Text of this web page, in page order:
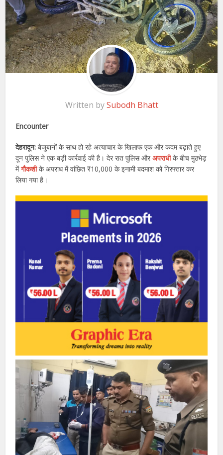
Written bySubodh Bhatt
Encounter
देहरादून: बेजुबानों के साथ हो रहे अत्याचार के खिलाफ एक और कदम बढ़ाते हुए
दून पुलिस ने एक बड़ी कार्रवाई की है। देर रात पुलिस औरअपराधीके बीच मुठभेड़
मेंगौकशीके अपराध में वांछित ₹10,000 के इनामी बदमाश को गिरफ्तार कर
लिया गया है।